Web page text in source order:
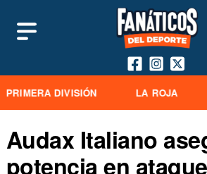
PRIMERA DIVISIÓN LA ROJA
Audax Italiano
potencia en